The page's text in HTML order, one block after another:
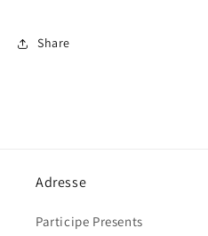
Share
Adresse
Participe Presents